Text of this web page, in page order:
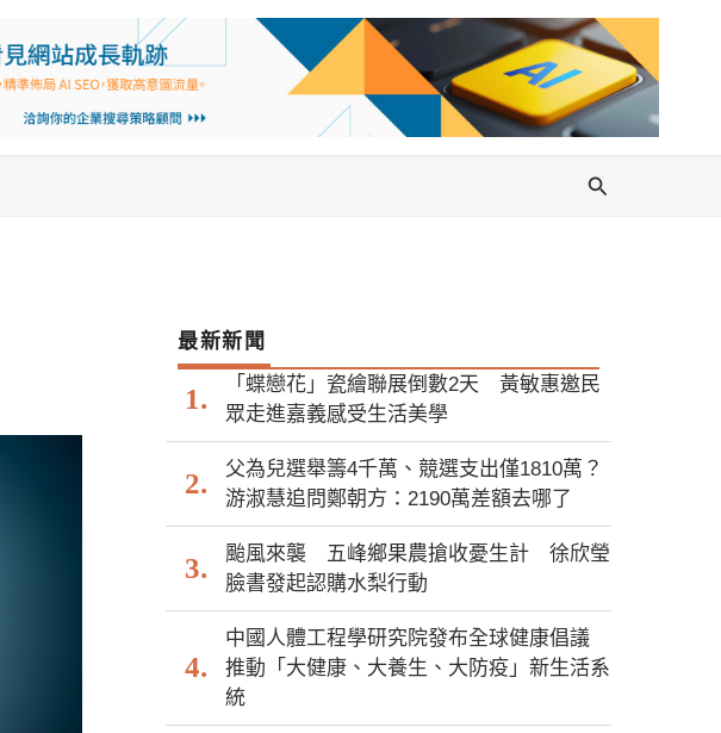
搜
最新新聞
「蝶戀花」瓷繪聯展倒數2天 黃敏惠邀民
眾走進嘉義感受生活美學
父為兒選舉籌4千萬、競選支出僅1810萬？
游淑慧追問鄭朝方：2190萬差額去哪了
颱風來襲 五峰鄉果農搶收憂生計 徐欣瑩
臉書發起認購水梨行動
中國人體工程學研究院發布全球健康倡議
推動「大健康、大養生、大防疫」新生活系
統